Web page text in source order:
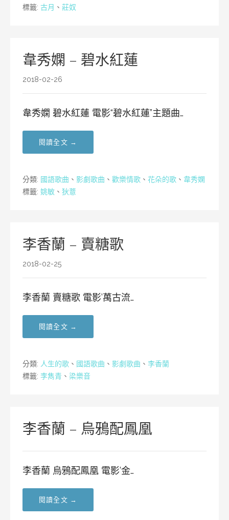
標籤: 古月 、 莊奴
韋秀嫻 – 碧水紅蓮
2018-02-26
韋秀嫻 碧水紅蓮 電影“碧水紅蓮”主題曲…
閱讀全文 →
分類: 國語歌曲 、 影劇歌曲 、 歡樂情歌 、 花朵的歌 、 韋秀嫻
標籤: 姚敏 、 狄薏
李香蘭 – 賣糖歌
2018-02-25
李香蘭 賣糖歌 電影’萬古流…
閱讀全文 →
分類: 人生的歌 、 國語歌曲 、 影劇歌曲 、 李香蘭
標籤: 李雋青 、 梁樂音
李香蘭 – 烏鴉配鳳凰
李香蘭 烏鴉配鳳凰 電影’金…
閱讀全文 →